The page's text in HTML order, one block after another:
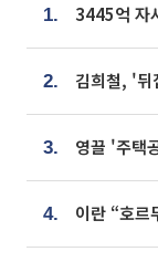
1.
2.
3.
4.